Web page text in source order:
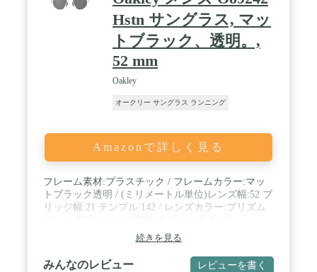
セサリー - このスポーツサングラスには、素敵なジ
ッパーケースと、ソフトバッグスタイルのキャリー
ケース、2つの追加のレンズ、クリーニングクロ
ス、ランヤード、1つの白い手袋、1つの近視シェル
ます。 便利&長期間の使用を保証し、プロのサイク
リンググラスとしてもお使いいただけます。 / 品質
満の原因となる理由がある場合は、100%の返品ま
Hstn サングラス, マッ
トブラック、透明。,
52 mm
Oakley
オークリー サングラス ランニング
Amazonで詳しく見る
フレーム素材:プラスチック / フレームカラー:マッ
トブラック透明 / (ミリメートル単位)レンズ幅:52 ブ
リッジ幅:21 テンプル:142 / レンズカラー:プリズム
続きを見る
みんなのレビュー レビューを書く